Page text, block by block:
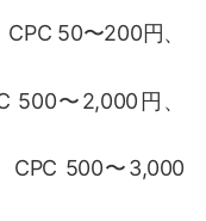
CPC 50〜200円、
500〜2,000円、
CPC 500〜3,000